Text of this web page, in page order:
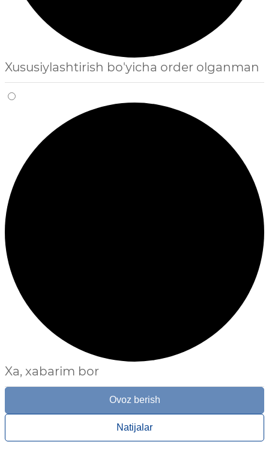
Xususiylashtirish bo'yicha order olganman
Xa, xabarim bor
Ovoz berish
Natijalar